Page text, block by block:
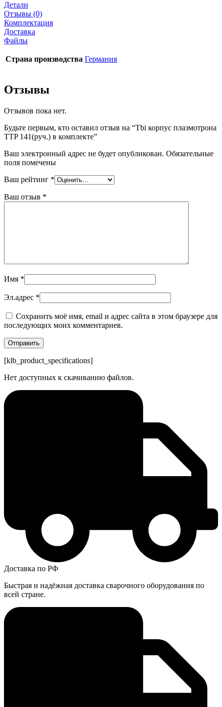
Детали
Отзывы (0)
Комплектация
Доставка
Файлы
Страна производства Германия
Отзывы
Отзывов пока нет.
Будьте первым, кто оставил отзыв на “Tbi корпус плазмотрона
TTP 141(руч.) в комплекте”
Ваш электронный адрес не будет опубликован. Обязательные
поля помечены
Ваш рейтинг *
Ваш отзыв *
Имя *
Эл.адрес *
Сохранить моё имя, email и адрес сайта в этом браузере для
последующих моих комментариев.
[klb_product_specifications]
Нет доступных к скачиванию файлов.
Доставка по РФ
Быстрая и надёжная доставка сварочного оборудования по
всей стране.